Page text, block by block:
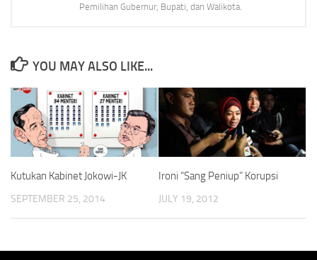
Pemilihan Gubernur, Bupati, dan Walikota.
YOU MAY ALSO LIKE...
Kutukan Kabinet Jokowi-JK
SEPTEMBER 25, 2014
Ironi “Sang Peniup” Korupsi
JULY 19, 2012